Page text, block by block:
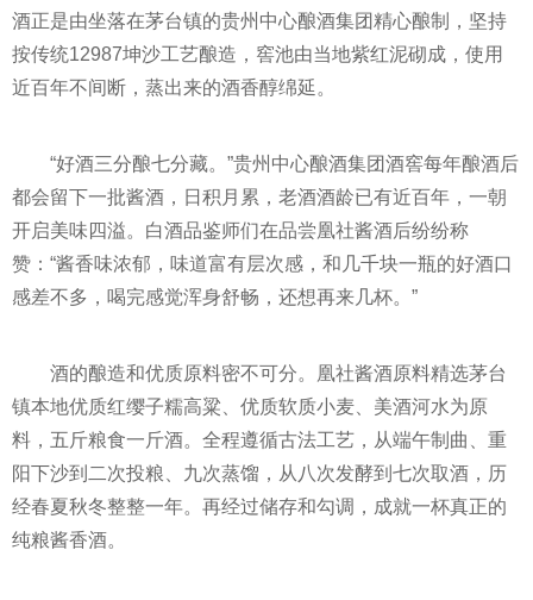
酒正是由坐落在茅台镇的贵州中心酿酒集团精心酿制，坚持
按传统12987坤沙工艺酿造，窖池由当地紫红泥砌成，使用
近百年不间断，蒸出来的酒香醇绵延。
“好酒三分酿七分藏。”贵州中心酿酒集团酒窖每年酿酒后
都会留下一批酱酒，日积月累，老酒酒龄已有近百年 ，一朝
开启美味四溢。白酒品鉴师们在品尝凰社酱酒后纷纷称
赞：“酱香味浓郁，味道富有层次感，和几千块一瓶的好酒口
感差不多，喝完感觉浑身舒畅，还想再来几杯。”
酒的酿造和优质原料密不可分。凰社酱酒原料精选茅台
镇本地优质红缨子糯高粱、优质软质小麦、美酒河水为原
料，五斤粮食一斤酒。全程遵循古法工艺，从端午制曲、重
阳下沙到二次投粮、九次蒸馏，从八次发酵到七次取酒，历
经春夏秋冬整整一年。再经过储存和勾调，成就一杯真正的
纯粮酱香酒。